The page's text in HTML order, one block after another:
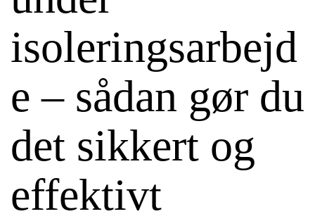
isoleringsarbejd
e – sådan gør du
det sikkert og
effektivt